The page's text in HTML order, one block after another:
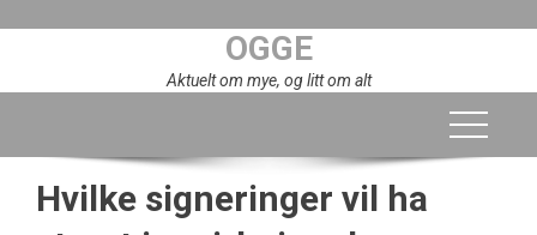
OGGE
Aktuelt om mye, og litt om alt
Hvilke signeringer vil ha